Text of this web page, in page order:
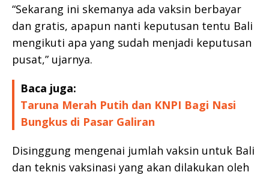
“Sekarang ini skemanya ada vaksin berbayar
dan gratis, apapun nanti keputusan tentu Bali
mengikuti apa yang sudah menjadi keputusan
pusat,” ujarnya.
Baca juga:
Taruna Merah Putih dan KNPI Bagi Nasi
Bungkus di Pasar Galiran
Disinggung mengenai jumlah vaksin untuk Bali
dan teknis vaksinasi yang akan dilakukan oleh